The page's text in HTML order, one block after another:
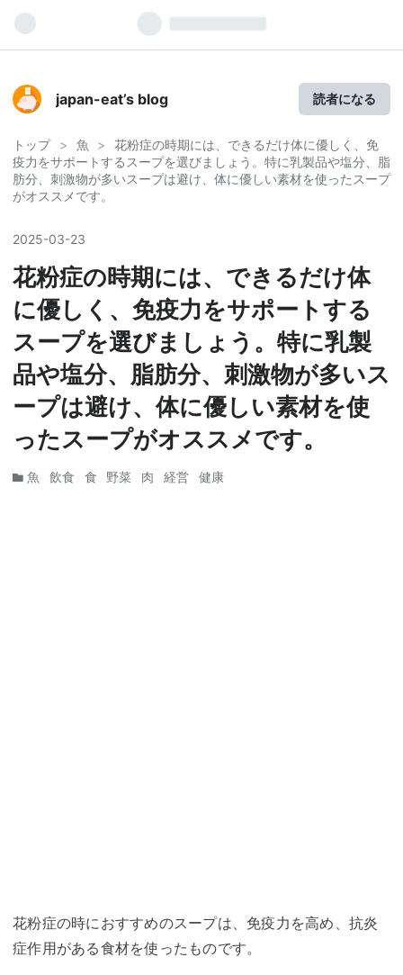
View My Stats
japan-eat’s blog 読者になる
トップ > 魚 >
花粉症の時期には、できるだけ体に優しく、免
疫力をサポートするスープを選びましょう。特に乳製品や塩分、脂
肪分、刺激物が多いスープは避け、体に優しい素材を使ったスープ
がオススメです。
2025-03-23
花粉症の時期には、できるだけ体
に優しく、免疫力をサポートする
スープを選びましょう。特に乳製
品や塩分、脂肪分、刺激物が多いス
ープは避け、体に優しい素材を使
ったスープがオススメです。
魚 飲食 食 野菜 肉 経営 健康
花粉症の時におすすめのスープは、免疫力を高め、抗炎
症作用がある食材を使ったものです。